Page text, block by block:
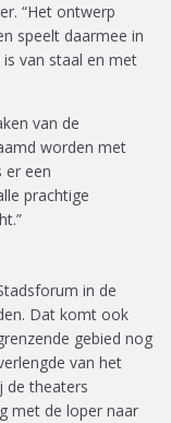
“Het ontwerp
speelt daarmee in
van staal en met
van de
worden met
er een
prachtige
in de
Dat komt ook
gebied nog
van het
de theaters
met de loper naar